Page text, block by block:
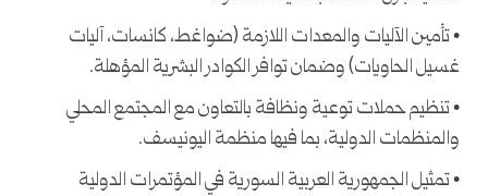
• تأمين الآليات والمعدات اللازمة (ضواغط، كانسات، آليات
غسيل الحاويات) وضمان توافر الكوادر البشرية المؤهلة.
• تنظيم حملات توعية ونظافة بالتعاون مع المجتمع المحلي
والمنظمات الدولية، بما فيها منظمة اليونيسف.
• تمثيل الجمهورية العربية السورية في المؤتمرات الدولية